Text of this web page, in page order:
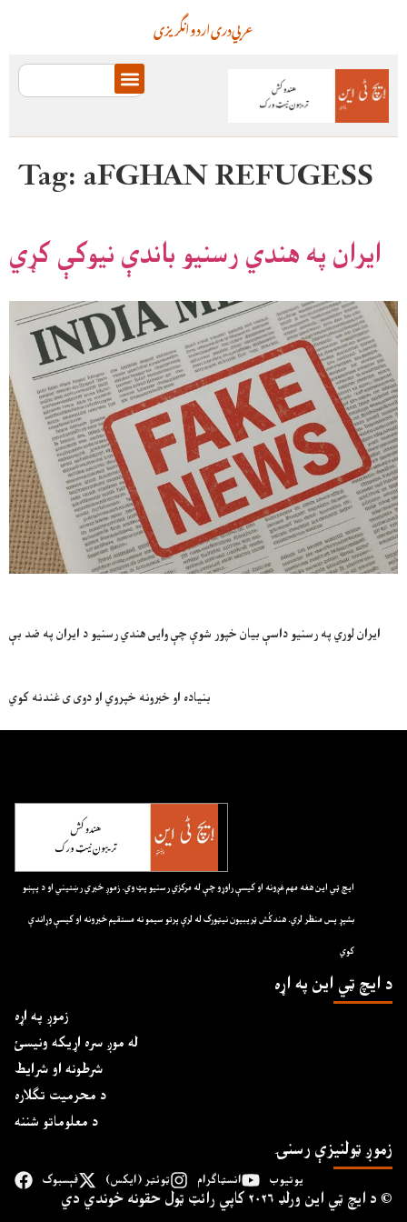
انگریزیاردودریعربي
Tag:aFGHAN REFUGESS
ایران په هندي رسنیو باندې نیوکې کړي
ایران لوري په رسنیو داسې بیان خپور شوې چې وایی هندي رسنیو د ایران په ضد بې
بنیاده او خبرونه خپروي او دوی ی غندنه کوي
ايچ ټي اين هغه مهم غږونه او کيسې راوړو چې له مرکزي رسنيو پټ وي. زموږ خبري رښتيني او د پېښو
بشپړ پس منظر لري. هندکُش ټريبيون نيټورک له لرې پرتو سيمو نه مستقيم خبرونه او کيسې وړاندې
کوي
د ايچ ټي اين په اړه
زموږ په اړه
له موږ سره اړیکه ونیسئ
شرطونه او شرایط
د محرمیت تګلاره
د معلوماتو شننه
زموږ ټولنیزې رسنۍ
فېسبوک ټوئټر (ایکس) انسټاګرام یوتیوب
د ايچ ټي اين وﺭلډ ۲۰۲۶ کاپي ﺭائټ ټول حقونه خوندي دي ©